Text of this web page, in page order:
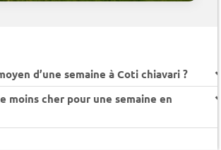
d’une semaine à Coti chiavari ?
moins cher pour une semaine en